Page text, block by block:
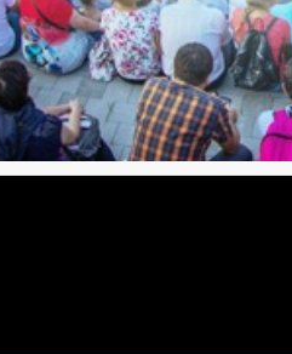
Markt